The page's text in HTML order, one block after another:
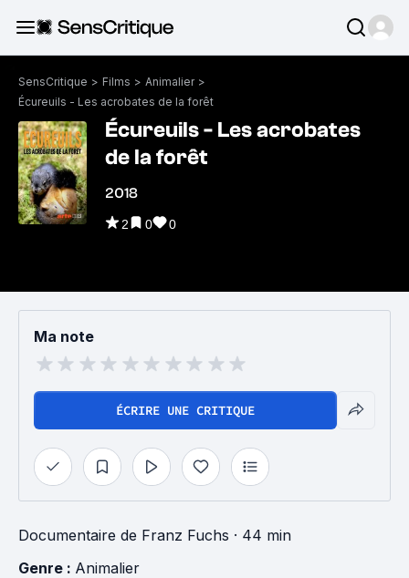
SensCritique > Films > Animalier >
Écureuils - Les acrobates de la forêt
Écureuils - Les acrobates
de la forêt
2018
2 0 0
Ma note
ÉCRIRE UNE CRITIQUE
Documentaire de Franz Fuchs · 44 min
Genre : Animalier